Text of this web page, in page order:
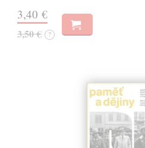
3,40 €
3,50 € ?